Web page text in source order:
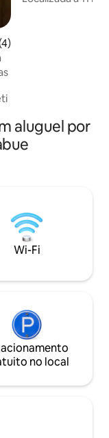
uma avaliação média
de pesca, onde
aluguel por
Wi-Fi
no local